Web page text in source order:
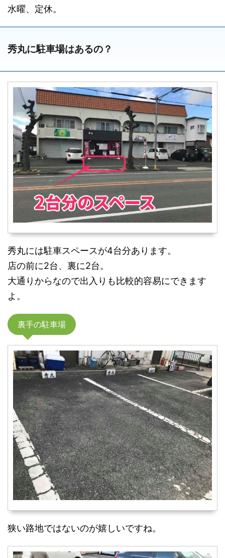
水曜、定休。
秀丸に駐車場はあるの？
秀丸には駐車スペースが4台分あります。
店の前に2台、裏に2台。
大通りからなので出入りも比較的容易にできます
よ。
裏手の駐車場
狭い路地ではないのが嬉しいですね。